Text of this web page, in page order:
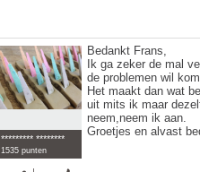
********* ********
1535 punten
Bedankt Frans,
Ik ga zeker de mal
de problemen wil
Het maakt dan wat
uit mits ik maar
neem,neem ik aan.
Groetjes en alvast